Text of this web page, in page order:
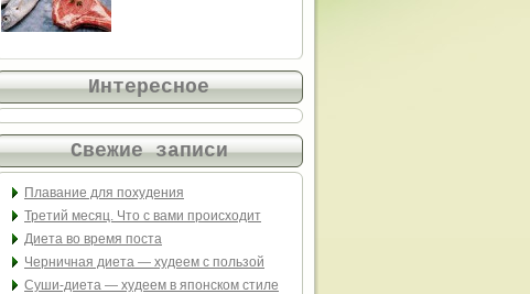
Интересное
Свежие записи
Плавание для похудения
Третий месяц. Что с вами происходит
Диета во время поста
Черничная диета — худеем с пользой
Суши-диета — худеем в японском стиле